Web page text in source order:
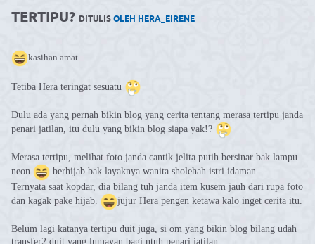
TERTIPU? DITULISOLEH HERA_EIRENE
kasihan amat
Tetiba Hera teringat sesuatu
Dulu ada yang pernah bikin blog yang cerita tentang merasa tertipu janda
penari jatilan, itu dulu yang bikin blog siapa yak!?
Merasa tertipu, melihat foto janda cantik jelita putih bersinar bak lampu
neon
berhijab bak layaknya wanita sholehah istri idaman.
Ternyata saat kopdar, dia bilang tuh janda item kusem jauh dari rupa foto
dan kagak pake hijab.
jujur Hera pengen ketawa kalo inget cerita itu.
Belum lagi katanya tertipu duit juga, si om yang bikin blog bilang udah
transfer2 duit yang lumayan bagi ntuh penari jatilan.